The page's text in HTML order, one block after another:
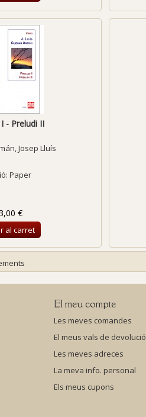
- Preludi II
Josep Lluís
Paper
€
al carret
El meu compte
Les meves comandes
El meus vals de devolució
Les meves adreces
La meva info. personal
Els meus cupons